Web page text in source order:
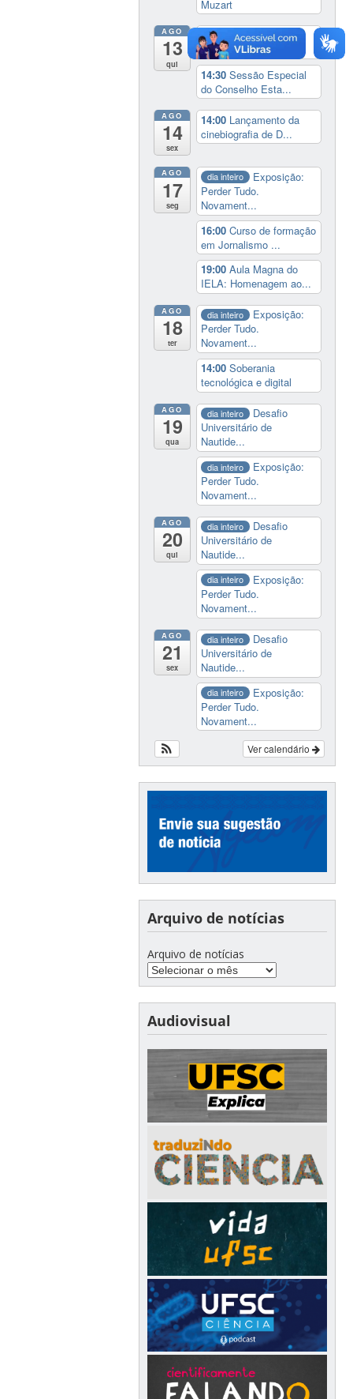
Muzart
AGO
13
qui
9:00 Feira do Livro da
UFSC
14:30Sessão Especial
do Conselho Esta...
AGO
14
sex
14:00 Lançamento da
cinebiografia de D...
AGO
17
seg
dia inteiro
Exposição:
Perder Tudo.
Novament...
16:00Curso de formação
em Jornalismo ...
19:00Aula Magna do
IELA: Homenagem ao...
AGO
18
ter
dia inteiro
Exposição:
Perder Tudo.
Novament...
14:00Soberania
tecnológica e digital
AGO
19
qua
dia inteiro
Desafio
Universitário de
Nautide...
dia inteiro
Exposição:
Perder Tudo.
Novament...
AGO
20
qui
dia inteiro
Desafio
Universitário de
Nautide...
dia inteiro
Exposição:
Perder Tudo.
Novament...
AGO
21
sex
dia inteiro
Desafio
Universitário de
Nautide...
dia inteiro
Exposição:
Perder Tudo.
Novament...
Ver calendário
Arquivo de notícias
Arquivo de notícias
Audiovisual